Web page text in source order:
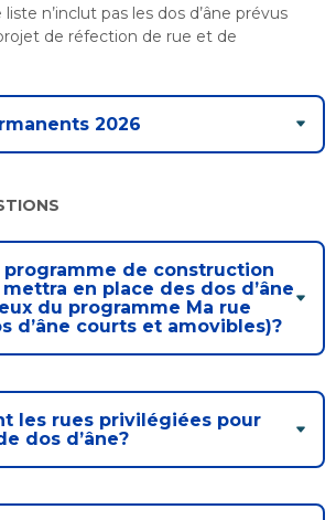
et de l’inspection
dans
une
fenêtre
citoyen
citoyen
Longueuil
et contravention
et contravention
saine gestion
publique de Longueuil
une
nouvelle
fenêtre
n’inclut pas les dos d’âne prévus
de réfection de rue et de
2026
programme de construction
mettra en place des dos d’âne
du programme Ma rue
d’âne courts et amovibles)?
les rues privilégiées pour
dos d’âne?